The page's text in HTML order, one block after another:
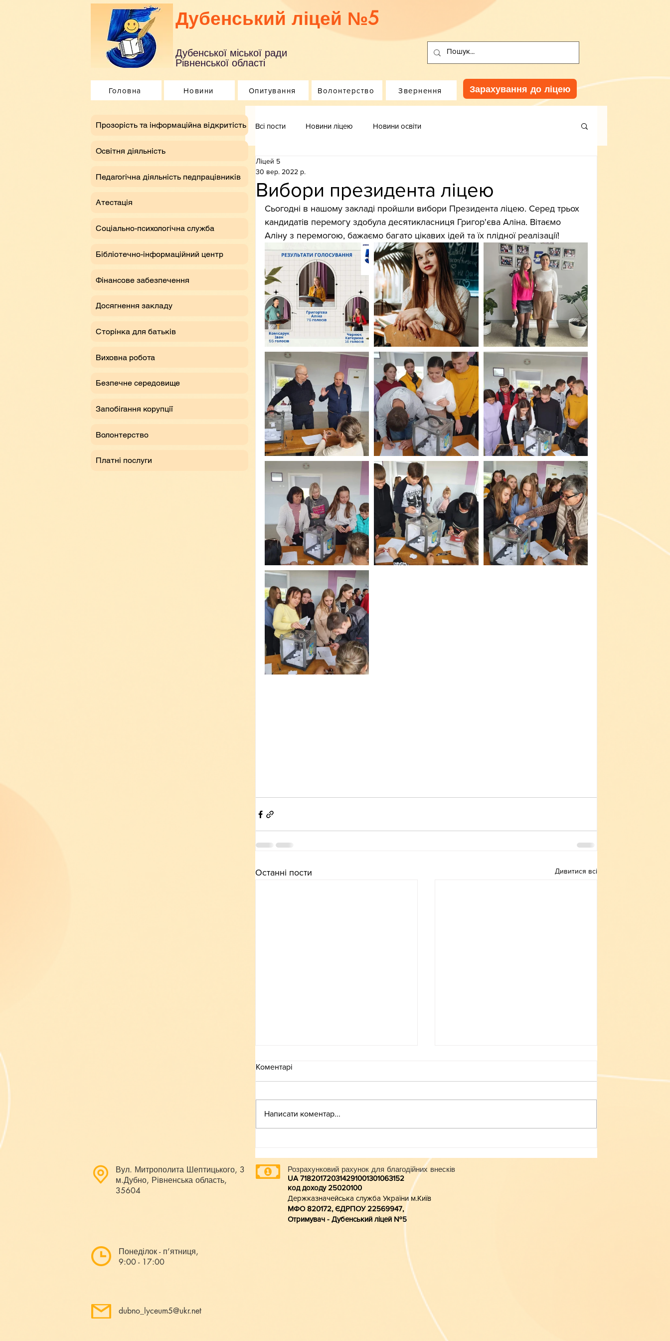
Дубенський ліцей №5
Дубенської міської ради
Рівненської області
Головна Новини Опитування Волонтерство Звернення Зарахування до ліцею
Всі пости Новини ліцею Новини освіти
Вибори президента ліцею
Ліцей 5
30 вер. 2022 р.
Сьогодні в нашому закладі пройшли вибори Президента ліцею. Серед трьох
кандидатів перемогу здобула десятикласниця Григор'єва Аліна. Вітаємо
Аліну з перемогою, бажаємо багато цікавих ідей та їх плідної реалізації!
Останні пости Дивитися всі
Небезпека зачепінгу
Коментарі
Написати коментар...
​Прозорість та інформаційна відкритість
Освітня діяльність
Педагогічна діяльність педпрацівників
Атестація
Соціально-психологічна служба
Бібліотечно-інформаційний центр
Фінансове забезпечення
Досягнення закладу
Сторінка для батьків
Виховна робота
Безпечне середовище
Запобігання корупції
Волонтерство
Платні послуги
Вул. Митрополита Шептицького, 3
м.Дубно, Рівненська область,
35604
Понеділок - п’ятниця,
9:00 - 17:00
Розрахунковий рахунок для благодійних внесків
UA 718201720314291001301063152
код доходу 25020100
Держказначейська служба України м.Київ
МФО 820172, ЄДРПОУ 22569947,
Отримувач - Дубенський ліцей №5
dubno_lyceum5@ukr.net